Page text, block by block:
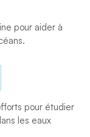
pour aider à
pour étudier
les eaux